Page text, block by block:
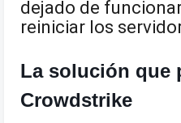
dejado de
reiniciar los
La solución que
Crowdstrike